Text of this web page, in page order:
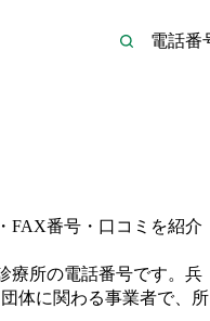
FAX番号・口コミを紹介
療所の電話番号です。 兵
体に関わる事業者で、所